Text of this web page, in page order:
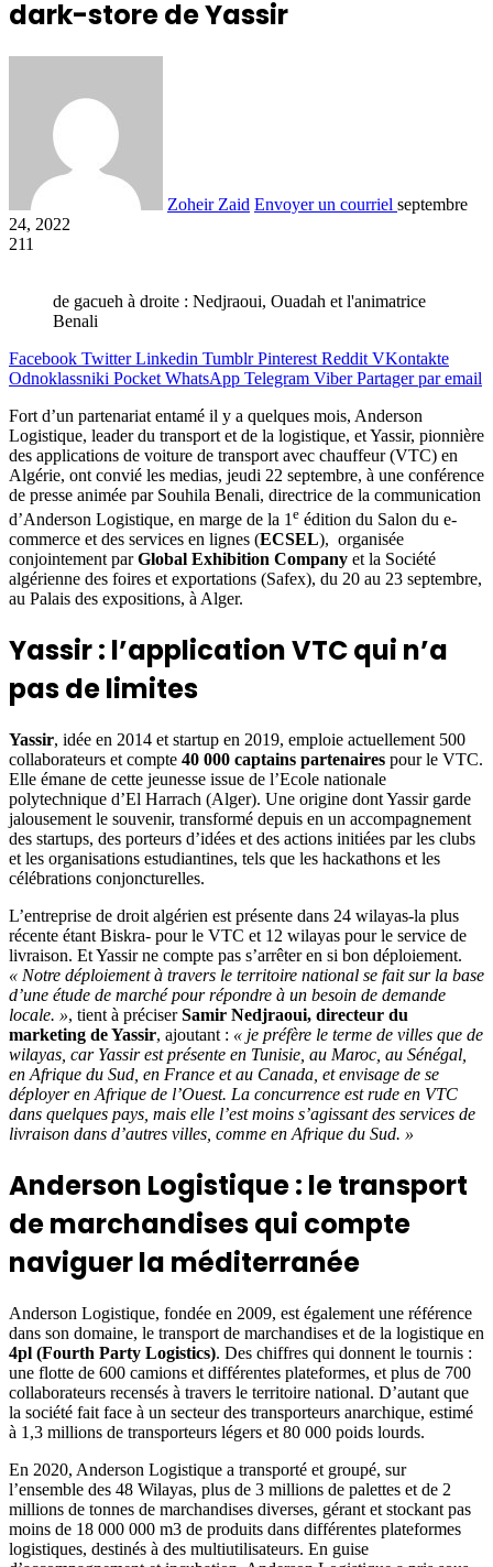
dark-store de Yassir
Zoheir Zaid Envoyer un courriel septembre
24, 2022
211
de gacueh à droite : Nedjraoui, Ouadah et l'animatrice
Benali
Facebook Twitter Linkedin Tumblr Pinterest Reddit VKontakte
Odnoklassniki Pocket WhatsApp Telegram Viber Partager par email
Fort d’un partenariat entamé il y a quelques mois, Anderson
Logistique, leader du transport et de la logistique, et Yassir, pionnière
des applications de voiture de transport avec chauffeur (VTC) en
Algérie, ont convié les medias, jeudi 22 septembre, à une conférence
de presse animée par Souhila Benali, directrice de la communication
d’Anderson Logistique, en marge de la 1 e édition du Salon du e-
commerce et des services en lignes (ECSEL), organisée
conjointement parGlobal Exhibition Company et la Société
algérienne des foires et exportations (Safex), du 20 au 23 septembre,
au Palais des expositions, à Alger.
Yassir : l’application VTC qui n’a
pas de limites
Yassir, idée en 2014 et startup en 2019, emploie actuellement 500
collaborateurs et compte 40 000 captains partenaires pour le VTC.
Elle émane de cette jeunesse issue de l’Ecole nationale
polytechnique d’El Harrach (Alger). Une origine dont Yassir garde
jalousement le souvenir, transformé depuis en un accompagnement
des startups, des porteurs d’idées et des actions initiées par les clubs
et les organisations estudiantines, tels que les hackathons et les
célébrations conjoncturelles.
L’entreprise de droit algérien est présente dans 24 wilayas-la plus
récente étant Biskra- pour le VTC et 12 wilayas pour le service de
livraison. Et Yassir ne compte pas s’arrêter en si bon déploiement.
« Notre déploiement à travers le territoire national se fait sur la base
d’une étude de marché pour répondre à un besoin de demande
locale. », tient à préciserSamir Nedjraoui, directeur du
marketing de Yassir, ajoutant : « je préfère le terme de villes que de
wilayas, car Yassir est présente en Tunisie, au Maroc, au Sénégal,
en Afrique du Sud, en France et au Canada, et envisage de se
déployer en Afrique de l’Ouest. La concurrence est rude en VTC
dans quelques pays, mais elle l’est moins s’agissant des services de
livraison dans d’autres villes, comme en Afrique du Sud. »
Anderson Logistique : le transport
de marchandises qui compte
naviguer la méditerranée
Anderson Logistique, fondée en 2009, est également une référence
dans son domaine, le transport de marchandises et de la logistique en
4pl (Fourth Party Logistics). Des chiffres qui donnent le tournis :
une flotte de 600 camions et différentes plateformes, et plus de 700
collaborateurs recensés à travers le territoire national. D’autant que
la société fait face à un secteur des transporteurs anarchique, estimé
à 1,3 millions de transporteurs légers et 80 000 poids lourds.
En 2020, Anderson Logistique a transporté et groupé, sur
l’ensemble des 48 Wilayas, plus de 3 millions de palettes et de 2
millions de tonnes de marchandises diverses, gérant et stockant pas
moins de 18 000 000 m3 de produits dans différentes plateformes
logistiques, destinés à des multiutilisateurs. En guise